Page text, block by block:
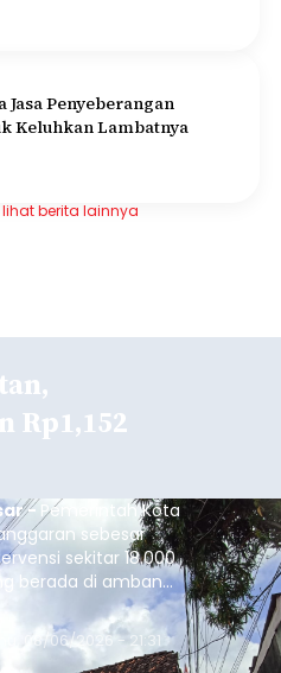
Jasa Penyeberangan
Keluhkan Lambatnya
lihat berita lainnya
Rp1,152
- Pemerintah Kota
sebesar
sekitar 18.000
berada di ambang
ini diambil
berada pada
agar tidak
Thu, 08/06/2026 - 21:31